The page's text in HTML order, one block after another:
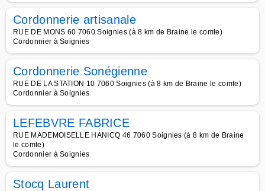
Cordonnerie artisanale
RUE DE MONS 60 7060 Soignies (à 8 km de Braine le comte)
Cordonnier à Soignies
Cordonnerie Sonégienne
RUE DE LA STATION 10 7060 Soignies (à 8 km de Braine le comte)
Cordonnier à Soignies
LEFEBVRE FABRICE
RUE MADEMOISELLE HANICQ 46 7060 Soignies (à 8 km de Braine
le comte)
Cordonnier à Soignies
Stocq Laurent